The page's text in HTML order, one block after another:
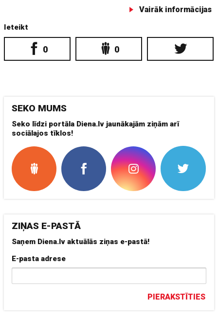
Vairāk informācijas
Ieteikt
0 0
SEKO MUMS
Seko līdzi portāla Diena.lv jaunākajām ziņām arī
sociālajos tīklos!
ZIŅAS E-PASTĀ
Saņem Diena.lv aktuālās ziņas e-pastā!
E-pasta adrese
PIERAKSTĪTIES